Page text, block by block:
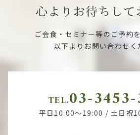
心よりお待ちして
ご会食・セミナー等のご予約
以下よりお問い合わせく
TEL.03-
平日10:00～19:00 / 土日祝